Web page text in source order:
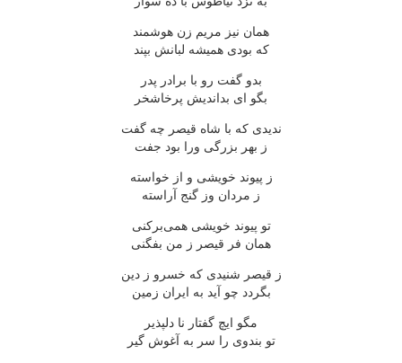
همان نیز مریم زن هوشمند
که بودی همیشه لبانش بپند
بدو گفت رو با برادر پدر
بگو ای بداندیش پرخاشخر
ندیدی که با شاه قیصر چه گفت
ز بهر بزرگی ورا بود جفت
ز پیوند خویشی و از خواسته
ز مردان وز گنج آراسته
تو پیوند خویشی همی‌برکنی
همان فر قیصر ز من بفگنی
ز قیصر شنیدی که خسرو ز دین
بگردد چو آید به ایران زمین
مگو ایچ گفتار نا دلپذیر
تو بندوی را سر به آغوش گیر